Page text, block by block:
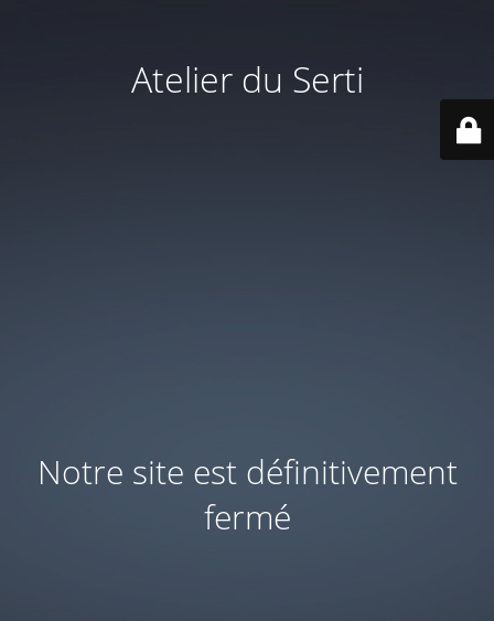
Atelier du Serti
Notre site est définitivement
fermé